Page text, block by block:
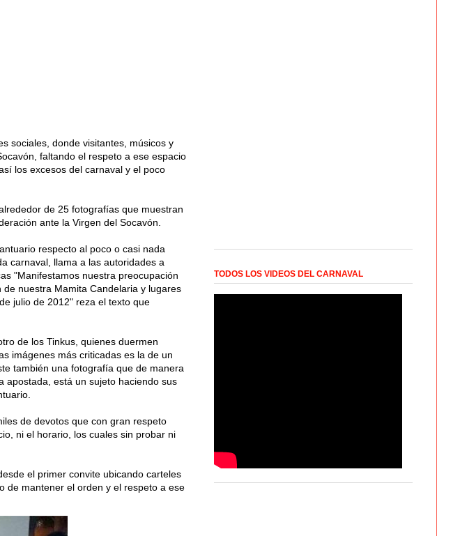
sociales, donde visitantes, músicos y
faltando el respeto a ese espacio
los excesos del carnaval y el poco
de 25 fotografías que muestran
ante la Virgen del Socavón.
respecto al poco o casi nada
carnaval, llama a las autoridades a
"Manifestamos nuestra preocupación
nuestra Mamita Candelaria y lugares
julio de 2012" reza el texto que
de los Tinkus, quienes duermen
imágenes más criticadas es la de un
también una fotografía que de manera
apostada, está un sujeto haciendo sus
de devotos que con gran respeto
ni el horario, los cuales sin probar ni
el primer convite ubicando carteles
de mantener el orden y el respeto a ese
TODOS LOS VIDEOS DEL CARNAVAL